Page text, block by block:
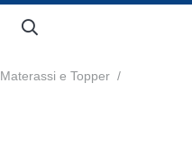
Materassi e Topper /